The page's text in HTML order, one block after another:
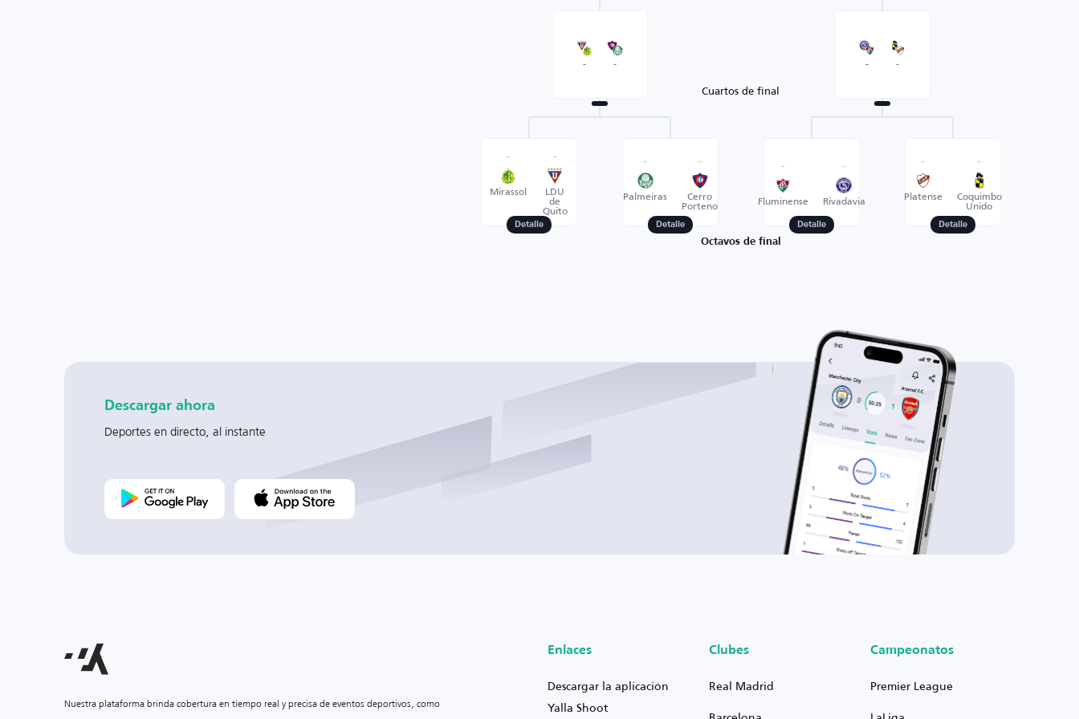
- - - -
Cuartos de final
-
Mirassol
-
LDU
de
Quito
Detalle
-
Palmeiras
-
Cerro
Porteno
Detalle
-
Fluminense
-
Rivadavia
Detalle
-
Platense
-
Coquimbo
Unido
Detalle
Octavos de final
Descargar ahora
Deportes en directo, al instante
Nuestra plataforma brinda cobertura en tiempo real y precisa de eventos deportivos, como
Enlaces
Descargar la aplicación
Yalla Shoot
Clubes
Real Madrid
Campeonatos
Premier League